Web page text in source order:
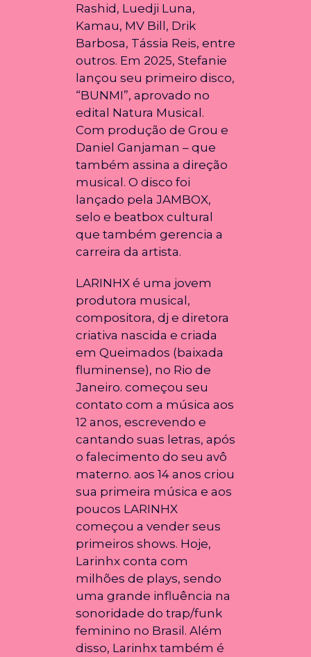
Rashid, Luedji Luna,
Kamau, MV Bill, Drik
Barbosa, Tássia Reis, entre
outros. Em 2025, Stefanie
lançou seu primeiro disco,
“BUNMI”, aprovado no
edital Natura Musical.
Com produção de Grou e
Daniel Ganjaman – que
também assina a direção
musical. O disco foi
lançado pela JAMBOX,
selo e beatbox cultural
que também gerencia a
carreira da artista.
LARINHX é uma jovem
produtora musical,
compositora, dj e diretora
criativa nascida e criada
em Queimados (baixada
fluminense), no Rio de
Janeiro. começou seu
contato com a música aos
12 anos, escrevendo e
cantando suas letras, após
o falecimento do seu avô
materno. aos 14 anos criou
sua primeira música e aos
poucos LARINHX
começou a vender seus
primeiros shows. Hoje,
Larinhx conta com
milhões de plays, sendo
uma grande influência na
sonoridade do trap/funk
feminino no Brasil. Além
disso, Larinhx também é